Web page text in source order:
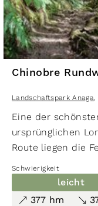
Chinobre
Landschaftspark Anaga
Eine der
ursprünglichen
Route liegen die
Aussichtspunkt
Schwierigkeit
leicht
377 hm